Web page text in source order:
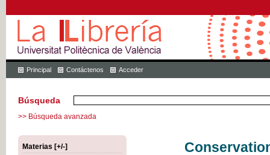
Principal Contáctenos Acceder
Búsqueda
>> Búsqueda avanzada
Materias [+/-]